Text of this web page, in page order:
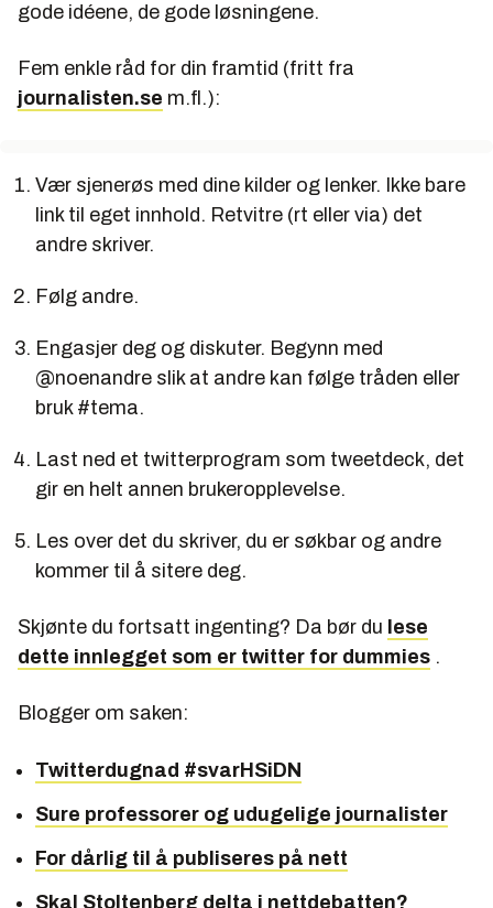
gode idéene, de gode løsningene.
Fem enkle råd for din framtid (fritt fra
journalisten.se m.fl.):
Vær sjenerøs med dine kilder og lenker. Ikke bare
link til eget innhold. Retvitre (rt eller via) det
andre skriver.
Følg andre.
Engasjer deg og diskuter. Begynn med
@noenandre slik at andre kan følge tråden eller
bruk #tema.
Last ned et twitterprogram som tweetdeck, det
gir en helt annen brukeropplevelse.
Les over det du skriver, du er søkbar og andre
kommer til å sitere deg.
Skjønte du fortsatt ingenting? Da bør du lese
dette innlegget som er twitter for dummies .
Blogger om saken:
Twitterdugnad #svarHSiDN
Sure professorer og udugelige journalister
For dårlig til å publiseres på nett
Skal Stoltenberg delta i nettdebatten?